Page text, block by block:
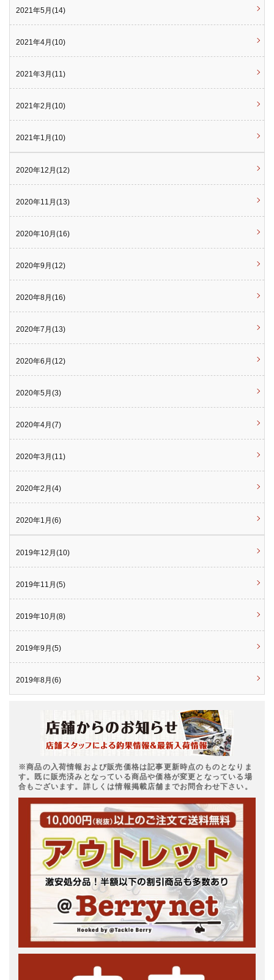
2021年5月(14)
2021年4月(10)
2021年3月(11)
2021年2月(10)
2021年1月(10)
2020年12月(12)
2020年11月(13)
2020年10月(16)
2020年9月(12)
2020年8月(16)
2020年7月(13)
2020年6月(12)
2020年5月(3)
2020年4月(7)
2020年3月(11)
2020年2月(4)
2020年1月(6)
2019年12月(10)
2019年11月(5)
2019年10月(8)
2019年9月(5)
2019年8月(6)
※商品の入荷情報および販売価格は記事更新時点のものとなりま
す。既に販売済みとなっている商品や価格が変更となっている場
合もございます。詳しくは情報掲載店舗までお問合わせ下さい。